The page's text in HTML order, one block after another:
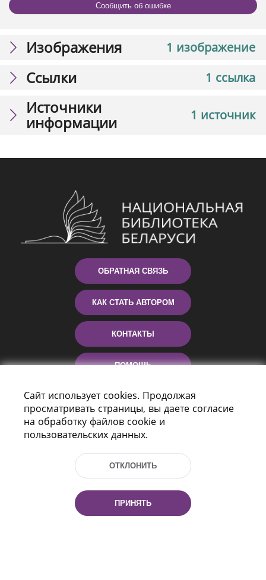
Сообщить об ошибке
1 изображение
Изображения
1 ссылка
Ссылки
1 источник
Источники
информации
ОБРАТНАЯ СВЯЗЬ
КАК СТАТЬ АВТОРОМ
КОНТАКТЫ
ПОМОЩЬ
Пр-т Независимости 116
г. Минск, Республика Беларусь, 220114
Тел.: (+375 17) 368 37 37, Факс: (+375 17)
Сайт использует cookies. Продолжая
просматривать страницы, вы даете согласие
на обработку файлов cookie и
пользовательских данных.
ОТКЛОНИТЬ
ПРИНЯТЬ